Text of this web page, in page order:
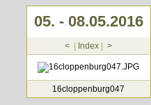
05. - 08.05.2016
< Index >
16cloppenburg047